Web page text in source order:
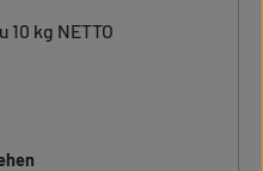
kg NETTO